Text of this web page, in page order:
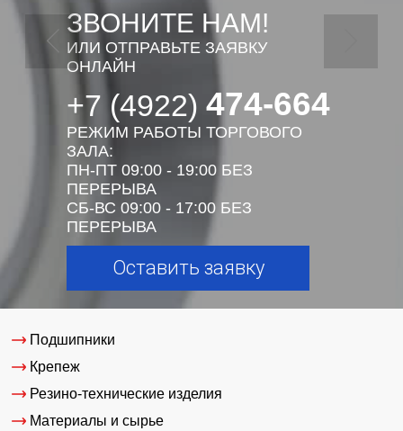
ЗВОНИТЕ НАМ!
ИЛИ ОТПРАВЬТЕ ЗАЯВКУ
ОНЛАЙН
+7 (4922) 474-664
РЕЖИМ РАБОТЫ ТОРГОВОГО
ЗАЛА:
ПН-ПТ 09:00 - 19:00 БЕЗ
ПЕРЕРЫВА
СБ-ВС 09:00 - 17:00 БЕЗ
ПЕРЕРЫВА
Оставить заявку
Подшипники
Крепеж
Резино-технические изделия
Материалы и сырье